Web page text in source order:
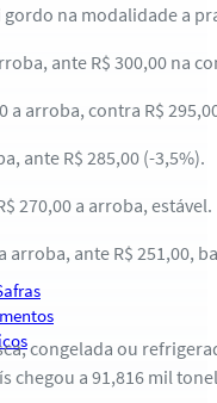
na modalidade a
ante R$ 300,00 na
a arroba, contra R$
ante R$ 285,00 (-3,5%).
270,00 a arroba, estável.
arroba, ante R$ 251,00,
congelada ou
a 91,816 mil